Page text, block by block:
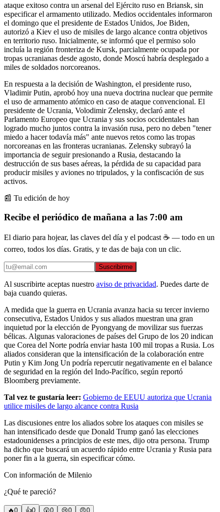
ataque exitoso contra un arsenal del Ejército ruso en Briansk, sin
especificar el armamento utilizado. Medios occidentales informaron
el domingo que el presidente de Estados Unidos, Joe Biden,
autorizó a Kiev el uso de misiles de largo alcance contra objetivos
en territorio ruso. Inicialmente, se informó que el permiso solo
incluía la región fronteriza de Kursk, parcialmente ocupada por
tropas ucranianas desde agosto, donde Moscú habría desplegado a
miles de soldados norcoreanos.
En respuesta a la decisión de Washington, el presidente ruso,
Vladimir Putin, aprobó hoy una nueva doctrina nuclear que permite
el uso de armamento atómico en caso de ataque convencional. El
presidente de Ucrania, Volodimir Zelensky, declaró ante el
Parlamento Europeo que Ucrania y sus socios occidentales han
logrado mucho juntos contra la invasión rusa, pero no deben "tener
miedo a hacer todavía más" ante nuevos retos como las tropas
norcoreanas en las fronteras ucranianas. Zelensky subrayó la
importancia de seguir presionando a Rusia, destacando la
destrucción de sus bases aéreas, la pérdida de su capacidad para
producir misiles y aviones no tripulados, y la confiscación de sus
activos.
📰 Tu edición de hoy
Recibe el periódico de mañana a las 7:00 am
El diario para hojear, las claves del día y el podcast ☕ — todo en un
correo, todos los días. Gratis, y te das de baja con un clic.
Suscribirme
Al suscribirte aceptas nuestro aviso de privacidad. Puedes darte de
baja cuando quieras.
A medida que la guerra en Ucrania avanza hacia su tercer invierno
consecutiva, Estados Unidos y sus aliados muestran una gran
inquietud por la elección de Pyongyang de movilizar sus fuerzas
bélicas. Algunas valoraciones de países del Grupo de los 20 indican
que Corea del Norte podría enviar hasta 100 mil tropas a Rusia. Los
aliados consideran que la intensificación de la colaboración entre
Putin y Kim Jong Un podría repercutir negativamente en el balance
de seguridad en la región del Indo-Pacífico, según reportó
Bloomberg previamente.
Tal vez te gustaría leer: Gobierno de EEUU autoriza que Ucrania
utilice misiles de largo alcance contra Rusia
Las discusiones entre los aliados sobre los ataques con misiles se
han intensificado desde que Donald Trump ganó las elecciones
estadounidenses a principios de este mes, dijo otra persona. Trump
ha dicho que buscará un acuerdo rápido entre Ucrania y Rusia para
poner fin a la guerra, sin especificar cómo.
Con información de Milenio
¿Qué te pareció?
🔥0 👍0 😲0 😢0 😠0